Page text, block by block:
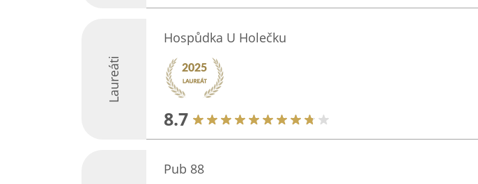
Laureáti
Hospůdka U Holečku
8.7
Pub 88